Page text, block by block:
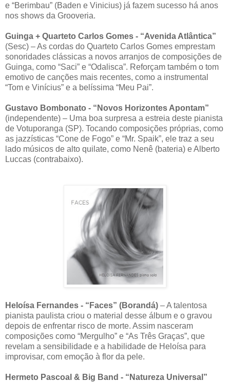
e “Berimbau” (Baden e Vinicius) já fazem sucesso há anos
nos shows da Grooveria.
Guinga + Quarteto Carlos Gomes - “Avenida Atlântica”
(Sesc) – As cordas do Quarteto Carlos Gomes emprestam
sonoridades clássicas a novos arranjos de composições de
Guinga, como “Saci” e “Odalisca”. Reforçam também o tom
emotivo de canções mais recentes, como a instrumental
“Tom e Vinícius” e a belíssima “Meu Pai”.
Gustavo Bombonato - “Novos Horizontes Apontam”
(independente) – Uma boa surpresa a estreia deste pianista
de Votuporanga (SP). Tocando composições próprias, como
as jazzísticas “Cone de Fogo” e “Mr. Spaik”, ele traz a seu
lado músicos de alto quilate, como Nenê (bateria) e Alberto
Luccas (contrabaixo).
Heloísa Fernandes - “Faces” (Borandá) – A talentosa
pianista paulista criou o material desse álbum e o gravou
depois de enfrentar risco de morte. Assim nasceram
composições como “Mergulho” e “As Três Graças”, que
revelam a sensibilidade e a habilidade de Heloísa para
improvisar, com emoção à flor da pele.
Hermeto Pascoal & Big Band - “Natureza Universal”